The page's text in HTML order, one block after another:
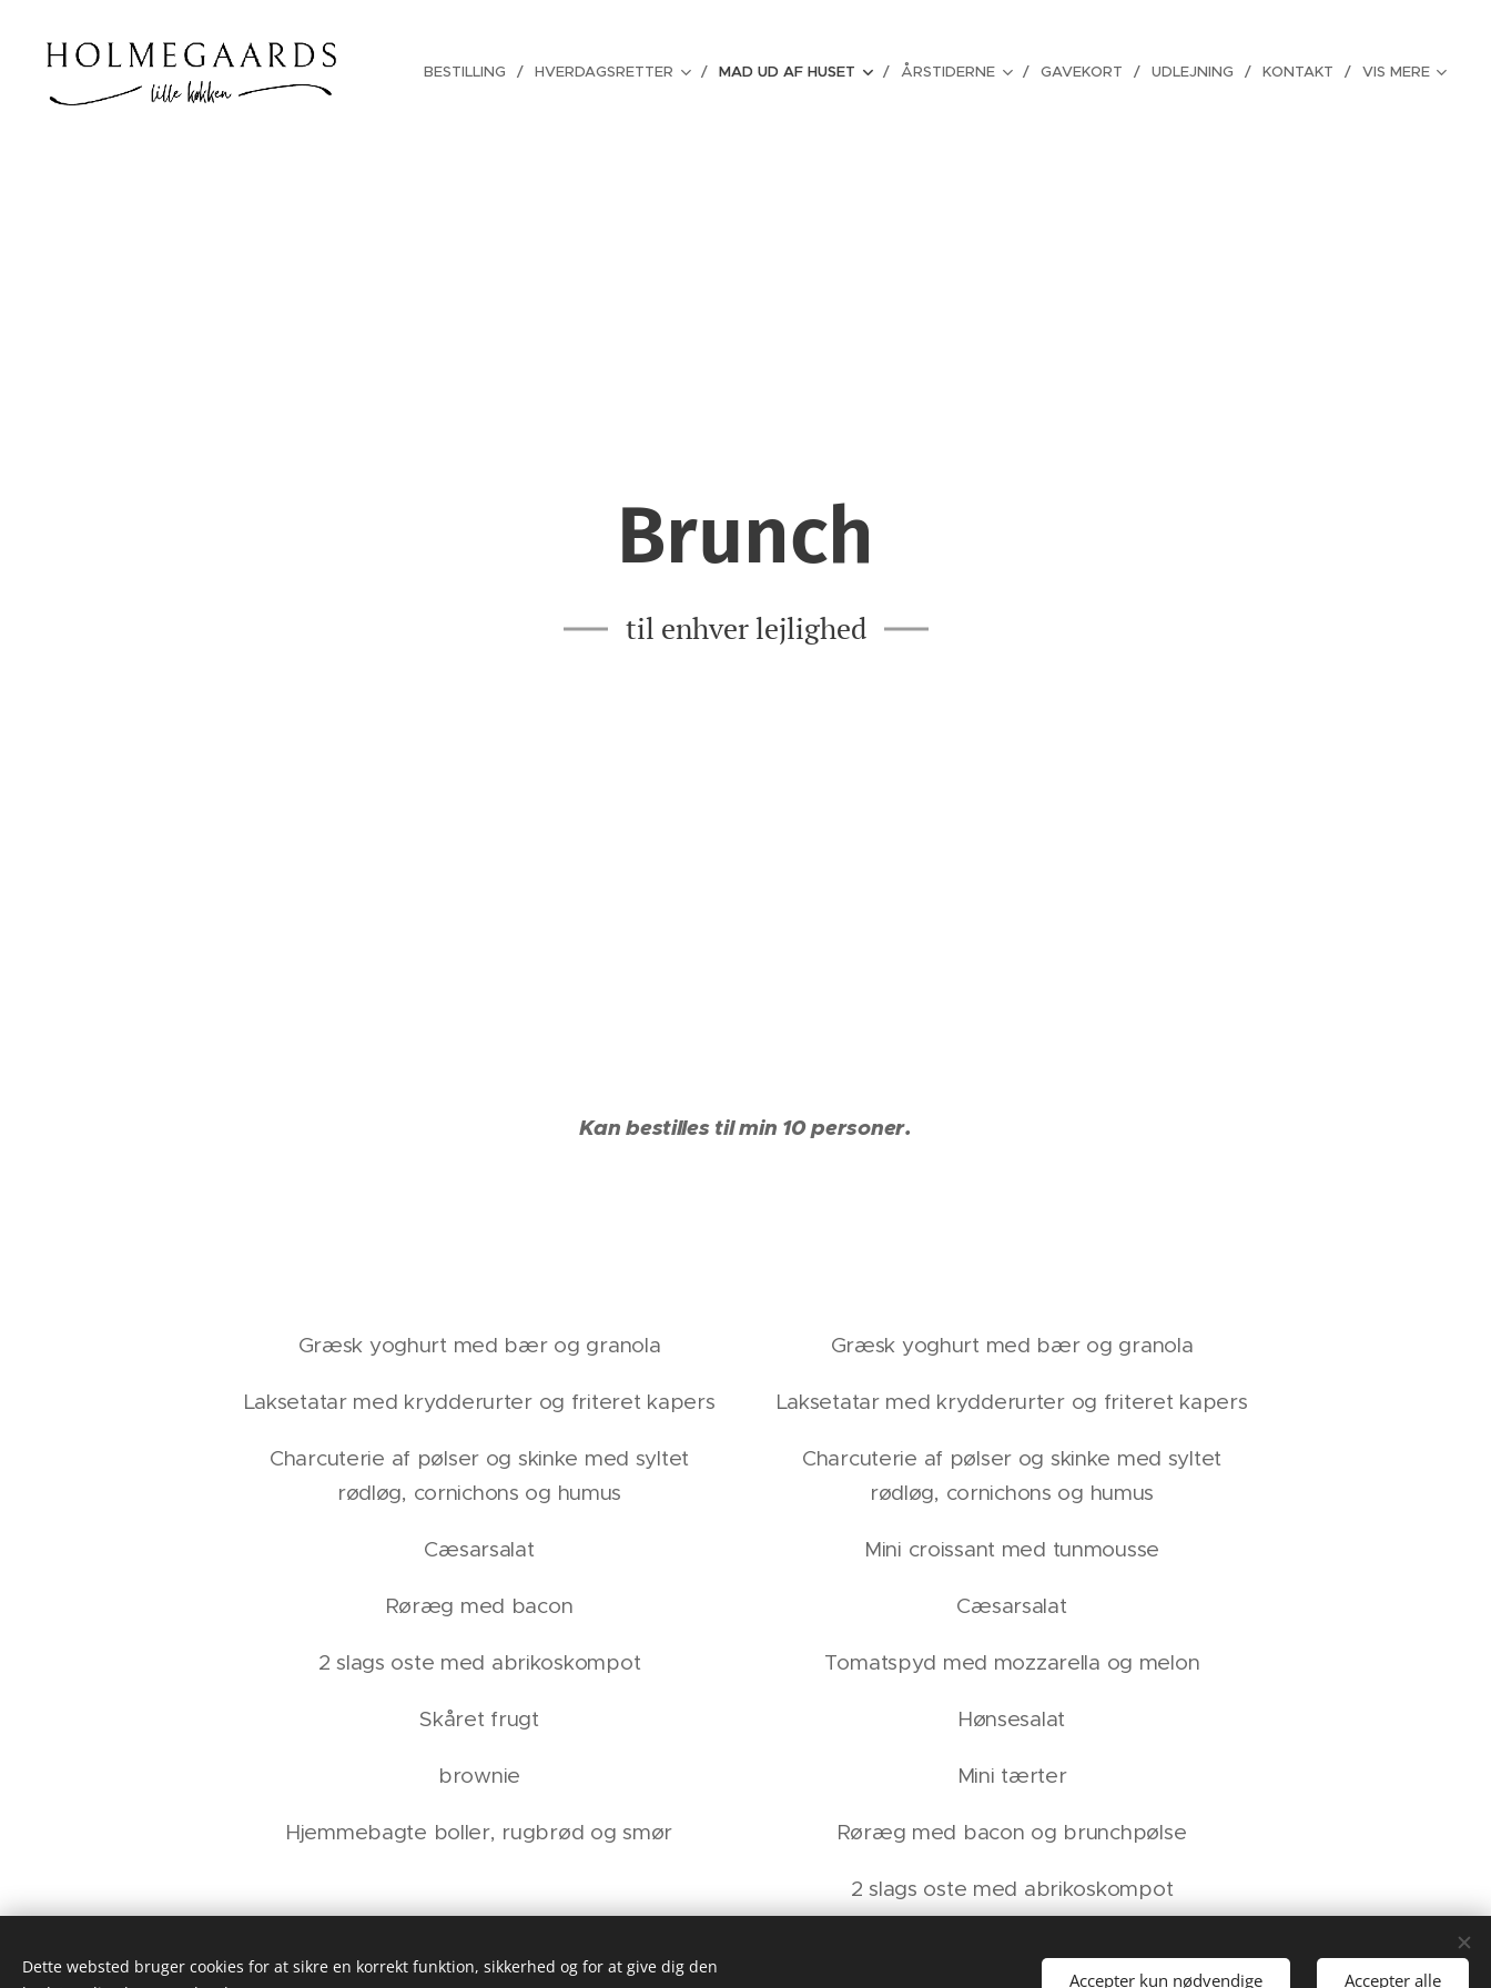
BESTILLING HVERDAGSRETTER MAD UD AF HUSET ÅRSTIDERNE GAVEKORT UDLEJNING KONTAKT VIS MERE
Brunch
til enhver lejlighed
Kan bestilles til min 10 personer.
Græsk yoghurt med bær og granola
Laksetatar med krydderurter og friteret kapers
Charcuterie af pølser og skinke med syltet
rødløg, cornichons og humus
Cæsarsalat
Røræg med bacon
2 slags oste med abrikoskompot
Skåret frugt
brownie
Hjemmebagte boller, rugbrød og smør
189.- PR. PERSON
Græsk yoghurt med bær og granola
Laksetatar med krydderurter og friteret kapers
Charcuterie af pølser og skinke med syltet
rødløg, cornichons og humus
Mini croissant med tunmousse
Cæsarsalat
Tomatspyd med mozzarella og melon
Hønsesalat
Mini tærter
Røræg med bacon og brunchpølse
2 slags oste med abrikoskompot
Dette websted bruger cookies for at sikre en korrekt funktion, sikkerhed og for at give dig den
Accepter kun nødvendige Accepter alle